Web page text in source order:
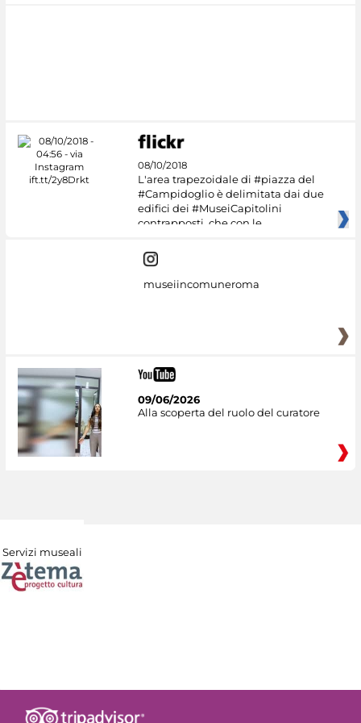
08/10/2018
L'area trapezoidale di #piazza del
#Campidoglio è delimitata dai due
edifici dei #MuseiCapitolini
contrapposti, che con le
museiincomuneroma
09/06/2026
Alla scoperta del ruolo del curatore
Servizi museali